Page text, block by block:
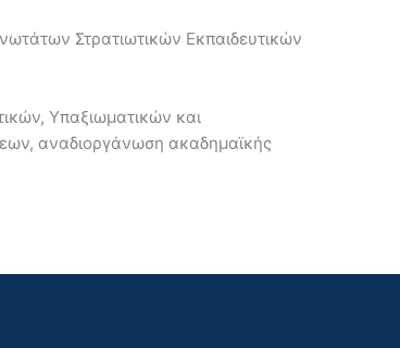
Στρατιωτικών Εκπαιδευτικών
Υπαξιωματικών και
αναδιοργάνωση ακαδημαϊκής